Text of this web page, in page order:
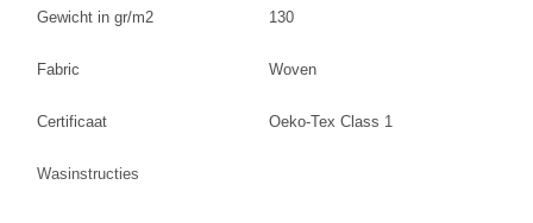
Gewicht in gr/m2 130
Fabric Woven
Certificaat Oeko-Tex Class 1
Wasinstructies